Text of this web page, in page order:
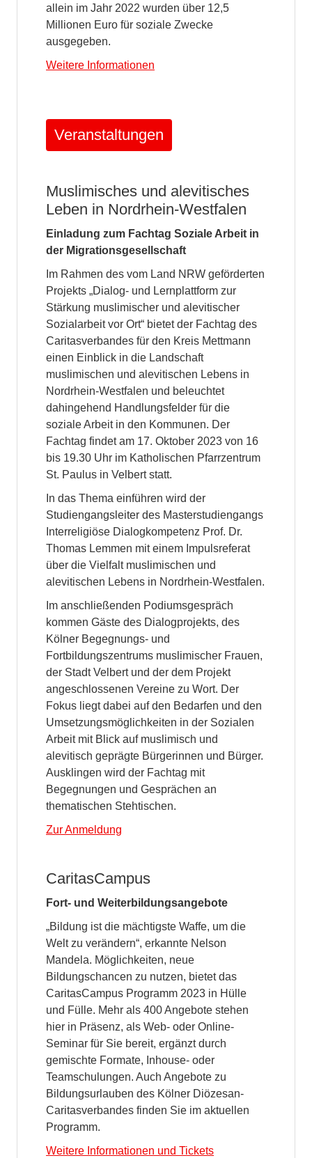
allein im Jahr 2022 wurden über 12,5
Millionen Euro für soziale Zwecke
ausgegeben.
Weitere Informationen
Veranstaltungen
Muslimisches und alevitisches
Leben in Nordrhein-Westfalen
Einladung zum Fachtag Soziale Arbeit in
der Migrationsgesellschaft
Im Rahmen des vom Land NRW geförderten
Projekts „Dialog- und Lernplattform zur
Stärkung muslimischer und alevitischer
Sozialarbeit vor Ort“ bietet der Fachtag des
Caritasverbandes für den Kreis Mettmann
einen Einblick in die Landschaft
muslimischen und alevitischen Lebens in
Nordrhein-Westfalen und beleuchtet
dahingehend Handlungsfelder für die
soziale Arbeit in den Kommunen. Der
Fachtag findet am 17. Oktober 2023 von 16
bis 19.30 Uhr im Katholischen Pfarrzentrum
St. Paulus in Velbert statt.
In das Thema einführen wird der
Studiengangsleiter des Masterstudiengangs
Interreligiöse Dialogkompetenz Prof. Dr.
Thomas Lemmen mit einem Impulsreferat
über die Vielfalt muslimischen und
alevitischen Lebens in Nordrhein-Westfalen.
Im anschließenden Podiumsgespräch
kommen Gäste des Dialogprojekts, des
Kölner Begegnungs- und
Fortbildungszentrums muslimischer Frauen,
der Stadt Velbert und der dem Projekt
angeschlossenen Vereine zu Wort. Der
Fokus liegt dabei auf den Bedarfen und den
Umsetzungsmöglichkeiten in der Sozialen
Arbeit mit Blick auf muslimisch und
alevitisch geprägte Bürgerinnen und Bürger.
Ausklingen wird der Fachtag mit
Begegnungen und Gesprächen an
thematischen Stehtischen.
Zur Anmeldung
CaritasCampus
Fort- und Weiterbildungsangebote
„Bildung ist die mächtigste Waffe, um die
Welt zu verändern“, erkannte Nelson
Mandela. Möglichkeiten, neue
Bildungschancen zu nutzen, bietet das
CaritasCampus Programm 2023 in Hülle
und Fülle. Mehr als 400 Angebote stehen
hier in Präsenz, als Web- oder Online-
Seminar für Sie bereit, ergänzt durch
gemischte Formate, Inhouse- oder
Teamschulungen. Auch Angebote zu
Bildungsurlauben des Kölner Diözesan-
Caritasverbandes finden Sie im aktuellen
Programm.
Weitere Informationen und Tickets